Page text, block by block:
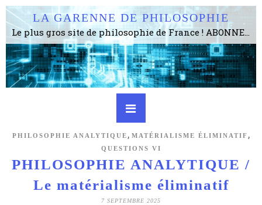
LA GARENNE DE PHILOSOPHIE
Le plus gros site de philosophie de France ! ABONNEZ-VOUS ! 4115 Articles, 1634 abonné·e·s, depuis 2006 . . . . . . . . 2 852 214 pages vues jusqu'à présent. Prestance et être apte à un plus grand nombre de choses.
PHILOSOPHIE ANALYTIQUE , MATÉRIALISME ÉLIMINATIF ,
QUESTIONS VI
PHILOSOPHIE ANALYTIQUE /
Le matérialisme éliminatif
7 SEPTEMBRE 2025